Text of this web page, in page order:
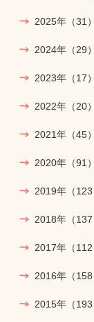
2025年 （31）
2024年 （29）
2023年 （17）
2022年 （20）
2021年 （45）
2020年 （91）
2019年 （123
2018年 （137
2017年 （112
2016年 （158
2015年 （193